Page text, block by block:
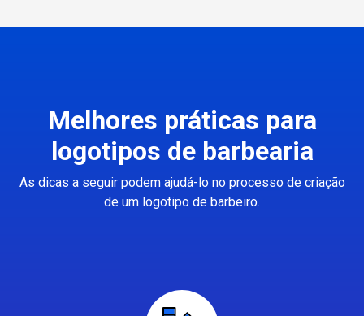
Melhores práticas para
logotipos de barbearia
As dicas a seguir podem ajudá-lo no processo de criação
de um logotipo de barbeiro.